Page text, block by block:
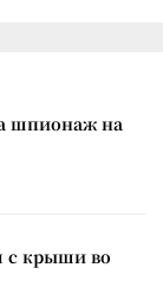
шпионаж на
с крыши во